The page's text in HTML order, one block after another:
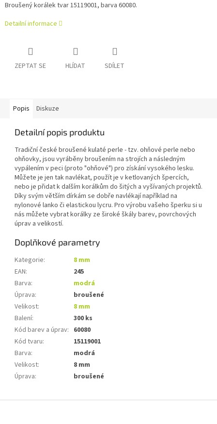
Broušený korálek tvar15119001, barva 60080.
Detailní informace
ZEPTAT SE HLÍDAT SDÍLET
Popis Diskuze
Detailní popis produktu
Tradiční české broušené kulaté perle - tzv. ohňové perle nebo
ohňovky, jsou vyráběny broušením na strojích a následným
vypálením v peci (proto "ohňové") pro získání vysokého lesku.
Můžete je jen tak navlékat, použít je v ketlovaných špercích,
nebo je přidat k dalším korálkům do šitých a vyšívaných projektů.
Díky svým větším dírkám se dobře navlékají například na
nylonové lanko či elastickou lycru. Pro výrobu vašeho šperku si u
nás můžete vybrat korálky ze široké škály barev, povrchových
úprav a velikostí.
Doplňkové parametry
Kategorie:
8 mm
EAN:
245
Barva:
modrá
Úprava:
broušené
Velikost:
8 mm
Balení:
300 ks
Kód barev a úprav: 60080
Kód tvaru:
15119001
Barva:
modrá
Velikost:
8 mm
Úprava: broušené